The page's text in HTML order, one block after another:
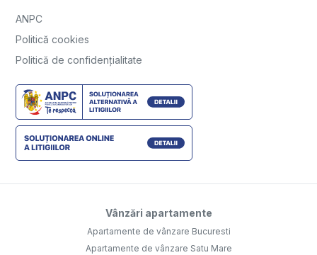
ANPC
Politică cookies
Politică de confidențialitate
Vânzări apartamente
Apartamente de vânzare Bucuresti
Apartamente de vânzare Satu Mare